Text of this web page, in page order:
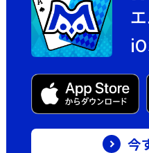
今